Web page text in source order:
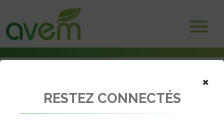
Peugeot Retail Business Nanterre : donner envie de rouler en
×
RESTEZ CONNECTÉS